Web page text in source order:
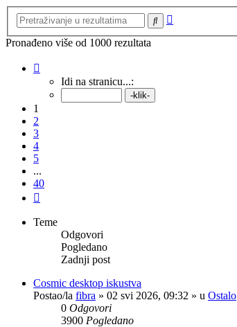
Pretražnik
Pronađeno više od 1000 rezultata
40 .Idi na stranicu...:
1
2
3
4
5
...
40
Teme
Odgovori
Pogledano
Zadnji post
Cosmic desktop iskustva
Postao/la fibra » 02 svi 2026, 09:32 » u Ostalo
0 Odgovori
3900 Pogledano